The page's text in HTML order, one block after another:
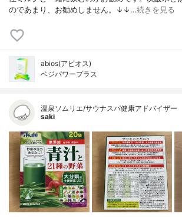
のであまり、お勧めしません。↓↓…続きを見る
abios(アビオス)
ベジパワープラス
温泉ソムリエ/サウナスパ健康アドバイザー
saki